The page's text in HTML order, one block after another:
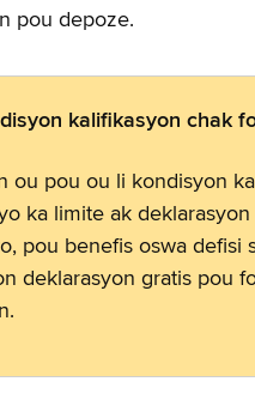
pou depoze.
kalifikasyon chak
ou pou ou li kondisyon
ka limite ak
pou benefis oswa
deklarasyon gratis pou